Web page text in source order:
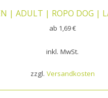
| ADULT | ROPO DOG |
ab 1,69€
inkl. MwSt.
zzgl. Versandkosten